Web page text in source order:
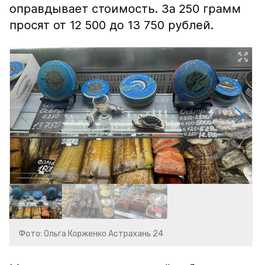
оправдывает стоимость. За 250 грамм
просят от 12 500 до 13 750 рублей.
Фото: Ольга Корженко Астрахань 24